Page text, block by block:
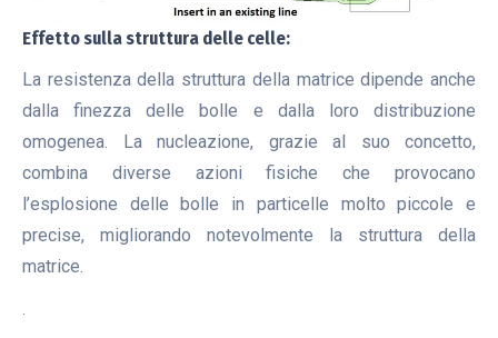
Effetto sulla struttura delle celle:
La resistenza della struttura della matrice dipende anche
dalla finezza delle bolle e dalla loro distribuzione
omogenea. La nucleazione, grazie al suo concetto,
combina diverse azioni fisiche che provocano
l’esplosione delle bolle in particelle molto piccole e
precise, migliorando notevolmente la struttura della
matrice.
.